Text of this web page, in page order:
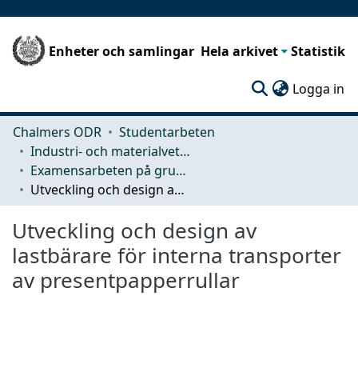
Enheter och samlingar Hela arkivet Statistik
Logga in
Chalmers ODR
Studentarbeten
Industri- och materialvetenskap (IMS)
Examensarbeten på grundnivå
Utveckling och design av lastbärare för interna transporter av presentpapperrullar
Utveckling och design av
lastbärare för interna transporter
av presentpapperrullar